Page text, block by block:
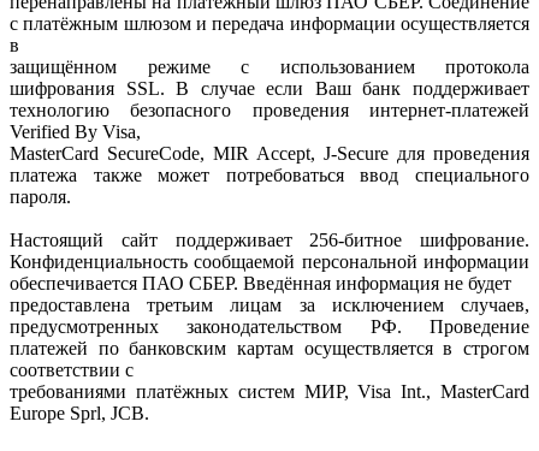
с платёжным шлюзом и передача информации осуществляется
в
защищённом режиме с использованием протокола
шифрования SSL. В случае если Ваш банк поддерживает
технологию безопасного проведения интернет-платежей
Verified By Visa,
MasterCard SecureCode, MIR Accept, J-Secure для проведения
платежа также может потребоваться ввод специального
пароля.
Настоящий сайт поддерживает 256-битное шифрование.
Конфиденциальность сообщаемой персональной информации
обеспечивается ПАО СБЕР. Введённая информация не будет
предоставлена третьим лицам за исключением случаев,
предусмотренных законодательством РФ. Проведение
платежей по банковским картам осуществляется в строгом
соответствии с
требованиями платёжных систем МИР, Visa Int., MasterCard
Europe Sprl, JCB.